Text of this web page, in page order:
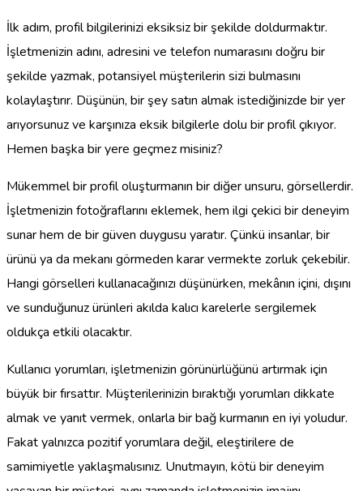
İlk adım, profil bilgilerinizi eksiksiz bir şekilde doldurmaktır.
İşletmenizin adını, adresini ve telefon numarasını doğru bir
şekilde yazmak, potansiyel müşterilerin sizi bulmasını
kolaylaştırır. Düşünün, bir şey satın almak istediğinizde bir yer
arıyorsunuz ve karşınıza eksik bilgilerle dolu bir profil çıkıyor.
Hemen başka bir yere geçmez misiniz?
Mükemmel bir profil oluşturmanın bir diğer unsuru, görsellerdir.
İşletmenizin fotoğraflarını eklemek, hem ilgi çekici bir deneyim
sunar hem de bir güven duygusu yaratır. Çünkü insanlar, bir
ürünü ya da mekanı görmeden karar vermekte zorluk çekebilir.
Hangi görselleri kullanacağınızı düşünürken, mekânın içini, dışını
ve sunduğunuz ürünleri akılda kalıcı karelerle sergilemek
oldukça etkili olacaktır.
Kullanıcı yorumları, işletmenizin görünürlüğünü artırmak için
büyük bir fırsattır. Müşterilerinizin bıraktığı yorumları dikkate
almak ve yanıt vermek, onlarla bir bağ kurmanın en iyi yoludur.
Fakat yalnızca pozitif yorumlara değil, eleştirilere de
samimiyetle yaklaşmalısınız. Unutmayın, kötü bir deneyim